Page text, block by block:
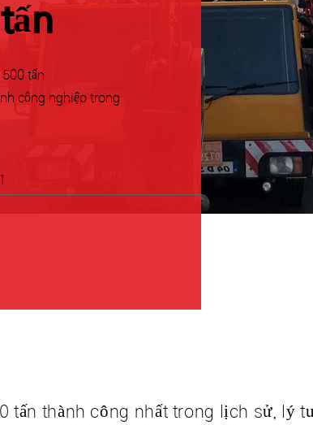
tấn
công nghiệp trong
tấn thành công nhất trong lịch sử, lý